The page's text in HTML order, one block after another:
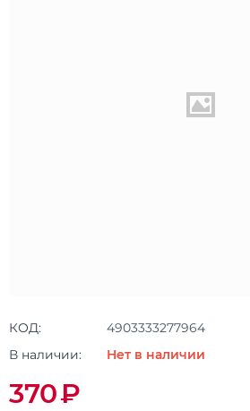
КОД:
4903333277964
В наличии:
Нет в наличии
370₽